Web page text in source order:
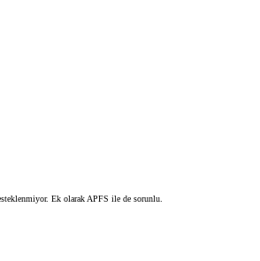
Ek olarak APFS ile de sorunlu.